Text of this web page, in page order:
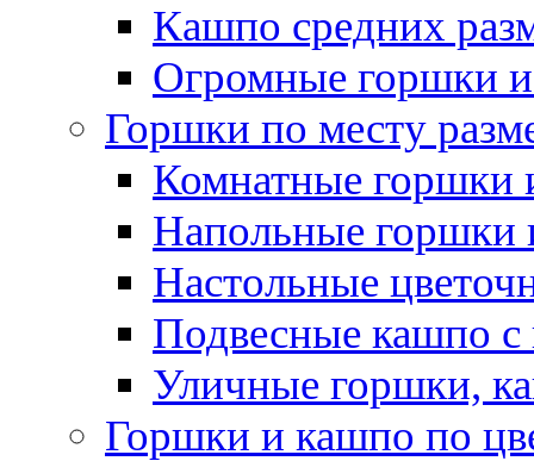
Кашпо средних
Огромные горшки
Горшки по месту
Комнатные горшки
Напольные горшки
Настольные
Подвесные кашпо с
Уличные горшки,
Горшки и кашпо по